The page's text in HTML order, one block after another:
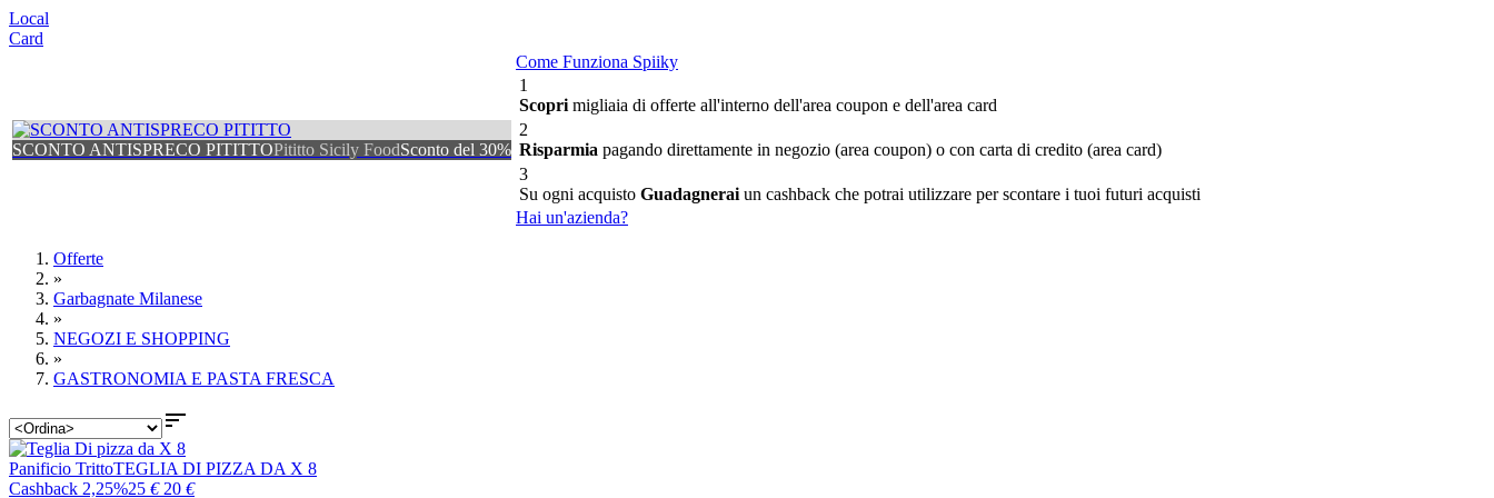
Local
Card
SCONTO ANTISPRECO PITITTOPititto Sicily FoodSconto del 30%
Come Funziona Spiiky
1
Scopri migliaia di offerte all'interno dell'area coupon e dell'area card
2
Risparmia pagando direttamente in negozio (area coupon) o con carta di credito (area card)
3
Su ogni acquisto Guadagnerai un cashback che potrai utilizzare per scontare i tuoi futuri acquisti
Hai un'azienda?
Offerte
»
Garbagnate Milanese
»
NEGOZI E SHOPPING
»
GASTRONOMIA E PASTA FRESCA

Panificio TrittoTEGLIA DI PIZZA DA X 8
Cashback 2,25%25 € 20 €